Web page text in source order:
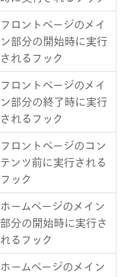
フロントページのメイ
ン部分の開始時に実行
されるフック
フロントページのメイ
ン部分の終了時に実行
されるフック
フロントページのコン
テンツ前に実行される
フック
ホームページのメイン
部分の開始時に実行さ
れるフック
ホームページのメイン